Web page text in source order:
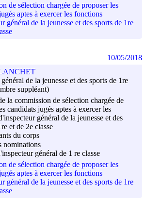
de sélection chargée de proposer les
aptes à exercer les fonctions
général de la jeunesse et des sports de 1re
de la jeunesse et des sports de 1re
suppléant)
la commission de sélection chargée de
candidats jugés aptes à exercer les
général de la jeunesse et des
et de 2e classe
du corps
nominations
général de 1 re classe
de sélection chargée de proposer les
aptes à exercer les fonctions
général de la jeunesse et des sports de 1re
10/05/2018